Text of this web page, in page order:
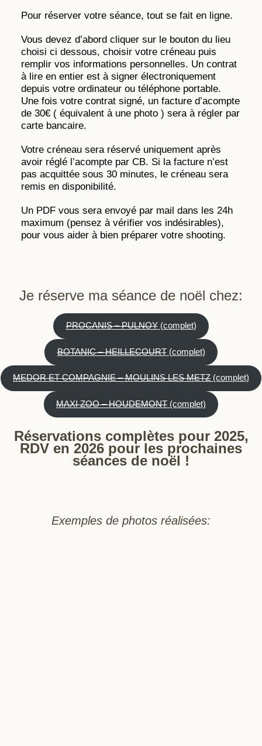
Pour réserver votre séance, tout se fait en ligne.
Vous devez d’abord cliquer sur le bouton du lieu
choisi ci dessous, choisir votre créneau puis
remplir vos informations personnelles. Un contrat
à lire en entier est à signer électroniquement
depuis votre ordinateur ou téléphone portable.
Une fois votre contrat signé, un facture d’acompte
de 30€ ( équivalent à une photo ) sera à régler par
carte bancaire.
Votre créneau sera réservé uniquement après
avoir réglé l’acompte par CB. Si la facture n’est
pas acquittée sous 30 minutes, le créneau sera
remis en disponibilité.
Un PDF vous sera envoyé par mail dans les 24h
maximum (pensez à vérifier vos indésirables),
pour vous aider à bien préparer votre shooting.
Je réserve ma séance de noël chez:
PROCANIS – PULNOY(complet)
BOTANIC – HEILLECOURT(complet)
MEDOR ET COMPAGNIE – MOULINS LES METZ (complet)
MAXI ZOO – HOUDEMONT (complet)
Réservations complètes pour 2025,
RDV en 2026 pour les prochaines
séances de noël !
Exemples de photos réalisées: